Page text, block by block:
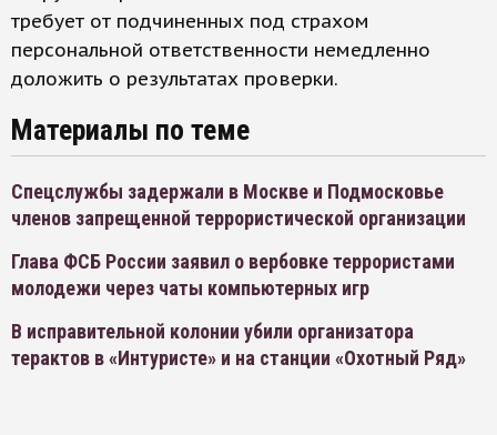
требует от подчиненных под страхом
персональной ответственности немедленно
доложить о результатах проверки.
Материалы по теме
Спецслужбы задержали в Москве и Подмосковье
членов запрещенной террористической организации
Глава ФСБ России заявил о вербовке террористами
молодежи через чаты компьютерных игр
В исправительной колонии убили организатора
терактов в «Интуристе» и на станции «Охотный Ряд»